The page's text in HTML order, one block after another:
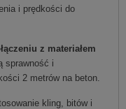
i prędkości do
z materiałem
sprawność i
2 metrów na beton.
kling, bitów i